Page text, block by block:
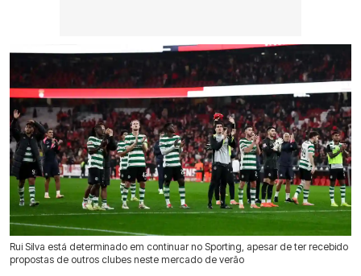
Rui Silva está determinado em continuar no Sporting, apesar de ter recebido
propostas de outros clubes neste mercado de verão